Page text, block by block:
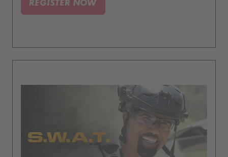
Hondo a Nichelle se připravují na oslavu k
odhalení pohlaví jejich dítěte.